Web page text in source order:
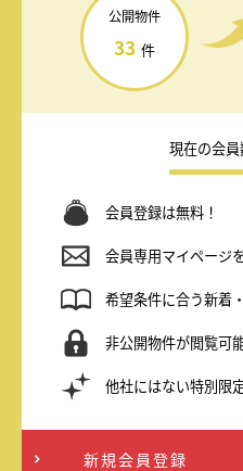
公開物件
33 件
現在の会員
会員登録は無料！
会員専用マイページ
希望条件に合う新着
非公開物件が閲覧可
他社にはない特別限
新規会員登録